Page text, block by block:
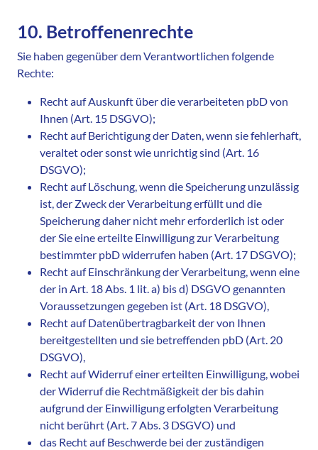
10. Betroffenenrechte
Sie haben gegenüber dem Verantwortlichen folgende
Rechte:
Recht auf Auskunft über die verarbeiteten pbD von
Ihnen (Art. 15 DSGVO);
Recht auf Berichtigung der Daten, wenn sie fehlerhaft,
veraltet oder sonst wie unrichtig sind (Art. 16
DSGVO);
Recht auf Löschung, wenn die Speicherung unzulässig
ist, der Zweck der Verarbeitung erfüllt und die
Speicherung daher nicht mehr erforderlich ist oder
der Sie eine erteilte Einwilligung zur Verarbeitung
bestimmter pbD widerrufen haben (Art. 17 DSGVO);
Recht auf Einschränkung der Verarbeitung, wenn eine
der in Art. 18 Abs. 1 lit. a) bis d) DSGVO genannten
Voraussetzungen gegeben ist (Art. 18 DSGVO),
Recht auf Datenübertragbarkeit der von Ihnen
bereitgestellten und sie betreffenden pbD (Art. 20
DSGVO),
Recht auf Widerruf einer erteilten Einwilligung, wobei
der Widerruf die Rechtmäßigkeit der bis dahin
aufgrund der Einwilligung erfolgten Verarbeitung
nicht berührt (Art. 7 Abs. 3 DSGVO) und
das Recht auf Beschwerde bei der zuständigen